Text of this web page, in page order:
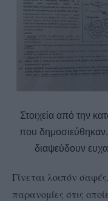
Στοιχεία από την
που
διαψεύδουν
Γίνεται λοιπόν
παρανομίες στις